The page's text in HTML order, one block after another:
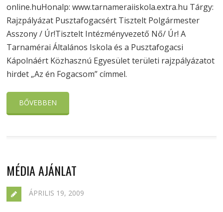
online.huHonalp: www.tarnameraiiskola.extra.hu Tárgy:
Rajzpályázat Pusztafogacsért Tisztelt Polgármester
Asszony / Úr!Tisztelt Intézményvezető Nő/ Úr! A
Tarnamérai Általános Iskola és a Pusztafogacsi
Kápolnáért Közhasznú Egyesület területi rajzpályázatot
hirdet „Az én Fogacsom” címmel.
BŐVEBBEN
MÉDIA AJÁNLAT
ÁPRILIS 19, 2009